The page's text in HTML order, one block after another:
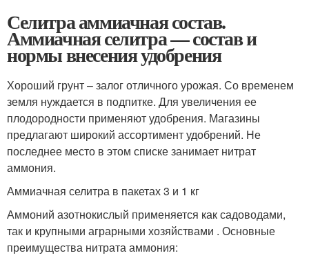
Селитра аммиачная состав.
Аммиачная селитра — состав и
нормы внесения удобрения
Хороший грунт – залог отличного урожая. Со временем
земля нуждается в подпитке. Для увеличения ее
плодородности применяют удобрения. Магазины
предлагают широкий ассортимент удобрений. Не
последнее место в этом списке занимает нитрат
аммония.
Аммиачная селитра в пакетах 3 и 1 кг
Аммоний азотнокислый применяется как садоводами,
так и крупными аграрными хозяйствами . Основные
преимущества нитрата аммония: